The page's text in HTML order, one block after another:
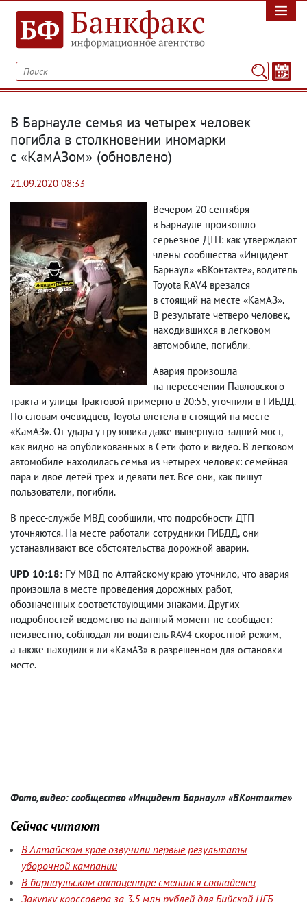
В Барнауле семья из четырех человек
погибла в столкновении иномарки
с «КамАЗом» (обновлено)
21.09.2020 08:33
Вечером 20 сентября
в Барнауле произошло
серьезное ДТП: как утверждают
члены сообщества «Инцидент
Барнаул» «ВКонтакте», водитель
Toyota RAV4 врезался
в стоящий на месте «КамАЗ».
В результате четверо человек,
находившихся в легковом
автомобиле, погибли.
Авария произошла
на пересечении Павловского
тракта и улицы Трактовой примерно в 20:55, уточнили в ГИБДД.
По словам очевидцев, Toyota влетела в стоящий на месте
«КамАЗ». От удара у грузовика даже вывернуло задний мост,
как видно на опубликованных в Сети фото и видео. В легковом
автомобиле находилась семья из четырех человек: семейная
пара и двое детей трех и девяти лет. Все они, как пишут
пользователи, погибли.
В пресс-службе МВД сообщили, что подробности ДТП
уточняются. На месте работали сотрудники ГИБДД, они
устанавливают все обстоятельства дорожной аварии.
UPD 10:18: ГУ МВД по Алтайскому краю уточнило, что авария
произошла в месте проведения дорожных работ,
обозначенных соответствующими знаками. Других
подробностей ведомство на данный момент не сообщает:
неизвестно, соблюдал ли водитель RAV4 скоростной режим,
а также находился ли «КамАЗ» в разрешенном для остановки
месте.
Фото, видео: сообщество «Инцидент Барнаул» «ВКонтакте»
Сейчас читают
В Алтайском крае озвучили первые результаты
уборочной кампании
В барнаульском автоцентре сменился совладелец
Закупку кроссовера за 3,5 млн рублей для Бийской ЦГБ